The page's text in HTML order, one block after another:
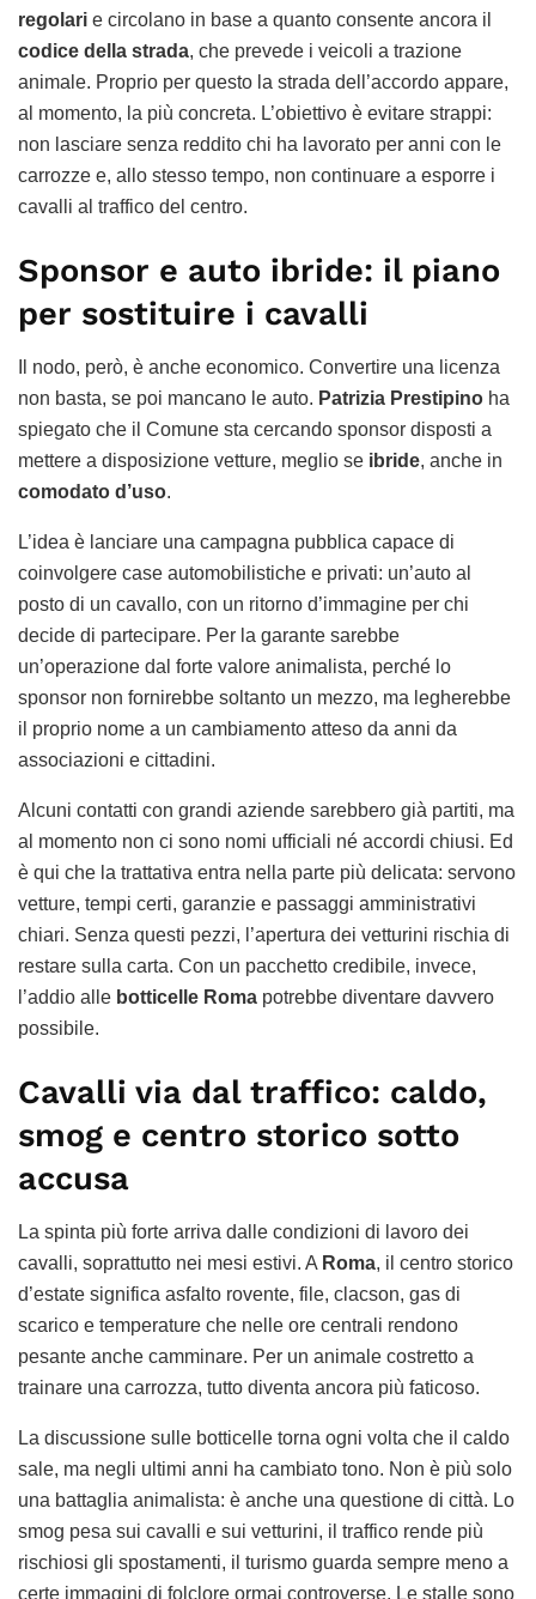
regolari e circolano in base a quanto consente ancora il
codice della strada, che prevede i veicoli a trazione
animale. Proprio per questo la strada dell’accordo appare,
al momento, la più concreta. L’obiettivo è evitare strappi:
non lasciare senza reddito chi ha lavorato per anni con le
carrozze e, allo stesso tempo, non continuare a esporre i
cavalli al traffico del centro.
Sponsor e auto ibride: il piano
per sostituire i cavalli
Il nodo, però, è anche economico. Convertire una licenza
non basta, se poi mancano le auto. Patrizia Prestipino ha
spiegato che il Comune sta cercando sponsor disposti a
mettere a disposizione vetture, meglio se ibride, anche in
comodato d’uso.
L’idea è lanciare una campagna pubblica capace di
coinvolgere case automobilistiche e privati: un’auto al
posto di un cavallo, con un ritorno d’immagine per chi
decide di partecipare. Per la garante sarebbe
un’operazione dal forte valore animalista, perché lo
sponsor non fornirebbe soltanto un mezzo, ma legherebbe
il proprio nome a un cambiamento atteso da anni da
associazioni e cittadini.
Alcuni contatti con grandi aziende sarebbero già partiti, ma
al momento non ci sono nomi ufficiali né accordi chiusi. Ed
è qui che la trattativa entra nella parte più delicata: servono
vetture, tempi certi, garanzie e passaggi amministrativi
chiari. Senza questi pezzi, l’apertura dei vetturini rischia di
restare sulla carta. Con un pacchetto credibile, invece,
l’addio alle botticelle Roma potrebbe diventare davvero
possibile.
Cavalli via dal traffico: caldo,
smog e centro storico sotto
accusa
La spinta più forte arriva dalle condizioni di lavoro dei
cavalli, soprattutto nei mesi estivi. A Roma, il centro storico
d’estate significa asfalto rovente, file, clacson, gas di
scarico e temperature che nelle ore centrali rendono
pesante anche camminare. Per un animale costretto a
trainare una carrozza, tutto diventa ancora più faticoso.
La discussione sulle botticelle torna ogni volta che il caldo
sale, ma negli ultimi anni ha cambiato tono. Non è più solo
una battaglia animalista: è anche una questione di città. Lo
smog pesa sui cavalli e sui vetturini, il traffico rende più
rischiosi gli spostamenti, il turismo guarda sempre meno a
certe immagini di folclore ormai controverse. Le stalle sono